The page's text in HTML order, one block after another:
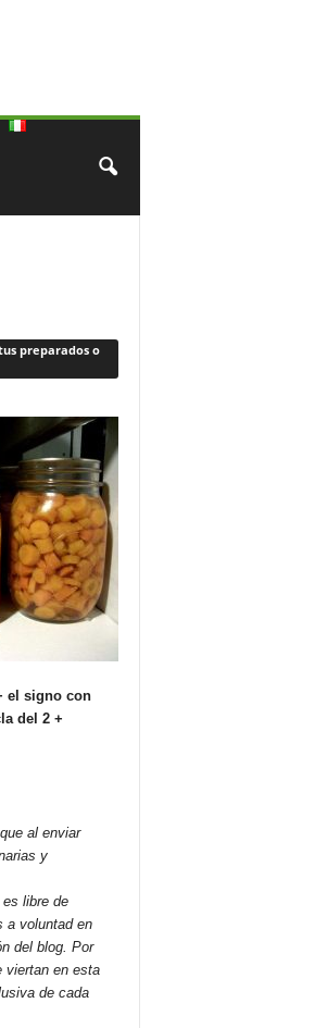
preparados o
el signo con
del 2 +
al enviar
y
libre de
a voluntad en
del blog. Por
viertan en esta
de cada